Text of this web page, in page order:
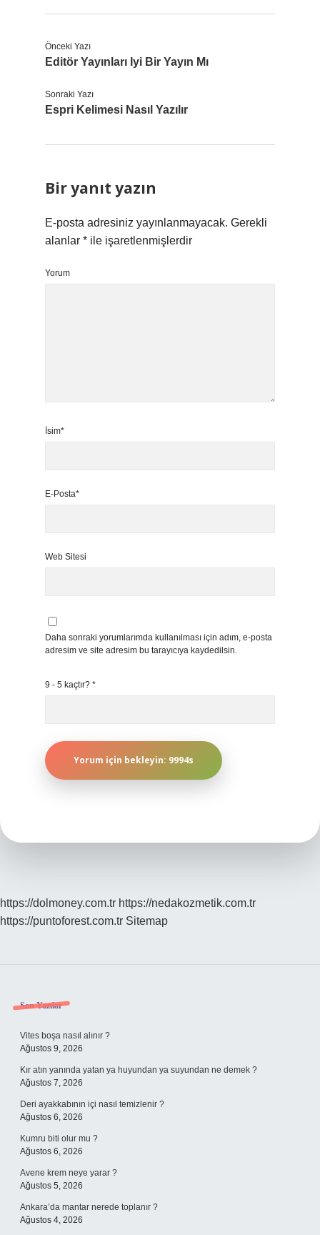
Önceki Yazı
Editör Yayınları Iyi Bir Yayın Mı
Sonraki Yazı
Espri Kelimesi Nasıl Yazılır
Bir yanıt yazın
E-posta adresiniz yayınlanmayacak. Gerekli
alanlar * ile işaretlenmişlerdir
Yorum
İsim*
E-Posta*
Web Sitesi
Daha sonraki yorumlarımda kullanılması için adım, e-posta
adresim ve site adresim bu tarayıcıya kaydedilsin.
9 - 5 kaçtır? *
https://dolmoney.com.tr https://nedakozmetik.com.tr
https://puntoforest.com.tr Sitemap
Sidebar
Son Yazılar
Vites boşa nasıl alınır ?
Ağustos 9, 2026
Kır atın yanında yatan ya huyundan ya suyundan ne demek ?
Ağustos 7, 2026
Deri ayakkabının içi nasıl temizlenir ?
Ağustos 6, 2026
Kumru biti olur mu ?
Ağustos 6, 2026
Avene krem neye yarar ?
Ağustos 5, 2026
Ankara’da mantar nerede toplanır ?
Ağustos 4, 2026